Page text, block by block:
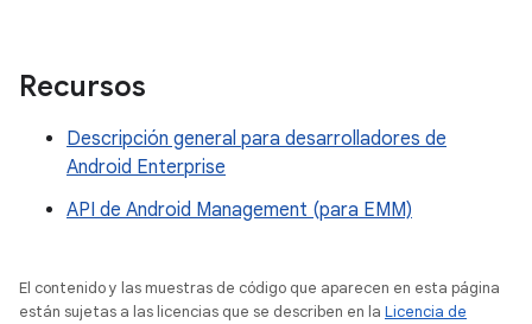
Recursos
Descripción general para desarrolladores de
Android Enterprise
API de Android Management (para EMM)
El contenido y las muestras de código que aparecen en esta página
están sujetas a las licencias que se describen en la Licencia de